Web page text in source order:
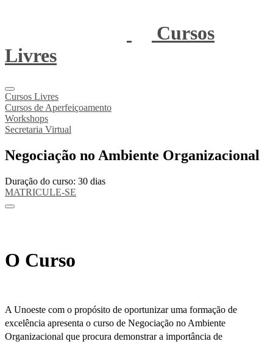
Cursos
Livres
Cursos Livres
Cursos de Aperfeiçoamento
Workshops
Secretaria Virtual
Negociação no Ambiente Organizacional
Duração do curso: 30 dias
MATRICULE-SE
O Curso
A Unoeste com o propósito de oportunizar uma formação de
excelência apresenta o curso de Negociação no Ambiente
Organizacional que procura demonstrar a importância de